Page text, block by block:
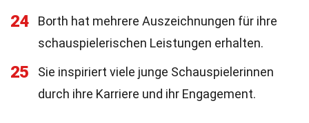
24
Borth hat mehrere Auszeichnungen für ihre
schauspielerischen Leistungen erhalten.
25
Sie inspiriert viele junge Schauspielerinnen
durch ihre Karriere und ihr Engagement.